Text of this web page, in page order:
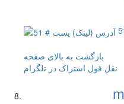
بازگشت به بالای صفحه
نقل قول اشتراک در تلگرام